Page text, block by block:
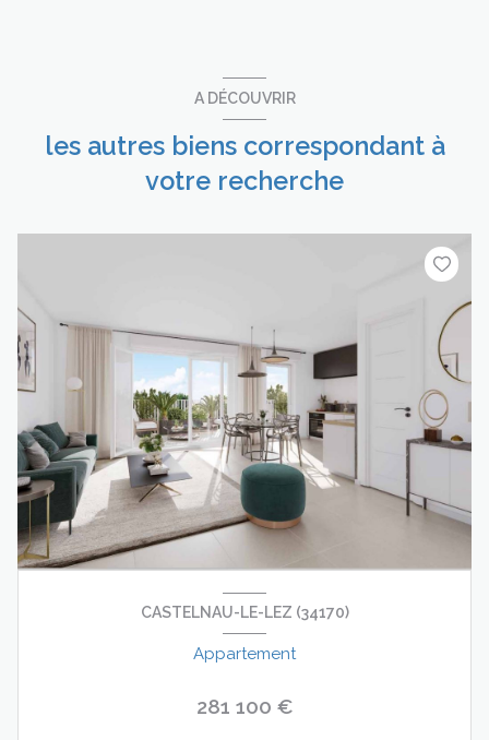
A DÉCOUVRIR
les autres biens correspondant à
votre recherche
CASTELNAU-LE-LEZ (34170)
Appartement
281 100 €